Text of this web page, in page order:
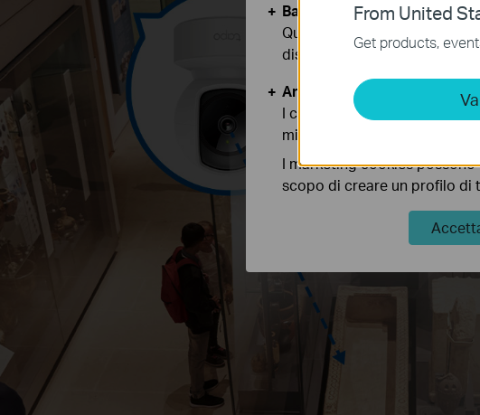
From United
Get products,
Basic Cookies
Questi cookies sono
disattivati nel tuo sistema.
Analytics e Marketing
I cookies analitici ci
migliorarne le funzionalità.
I marketing cookies
scopo di creare un profilo di